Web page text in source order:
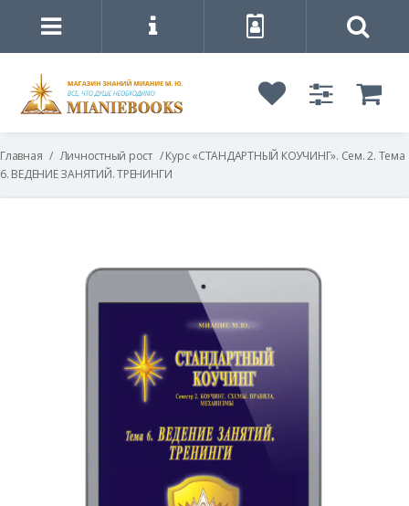
Главная / Личностный рост / Курс «СТАНДАРТНЫЙ КОУЧИНГ». Сем. 2. Тема
6. ВЕДЕНИЕ ЗАНЯТИЙ. ТРЕНИНГИ